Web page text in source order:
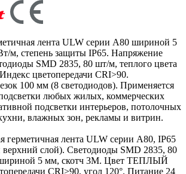
лента ULW серии A80 шириной 5
м, степень защиты IP65. Напряжение
SMD 2835, 80 шт/м, теплого цвета
цветопередачи CRI>90.
100 мм (8 светодиодов). Применяется
любых жилых, коммерческих
подсветки интерьеров, потолочных
влажных зон, рекламы и витрин.
герметичная лента ULW серии A80, IP65
слой). Светодиоды SMD 2835, 80
шириной 5 мм, скотч 3M. Цвет ТЕПЛЫЙ
CRI>90, угол 120°. Питание 24